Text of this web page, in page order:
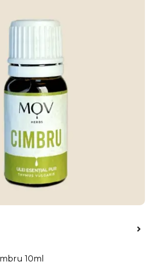
10ml